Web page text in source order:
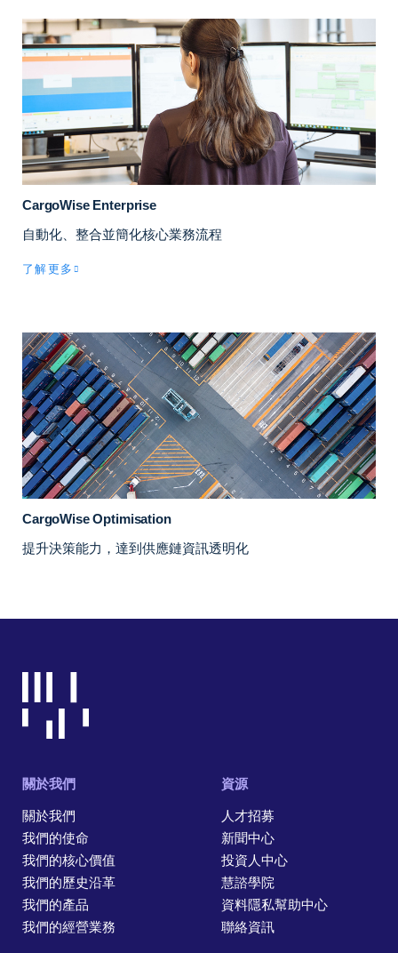
CargoWise Enterprise
自動化、整合並簡化核心業務流程
了解更多
CargoWise Optimisation
提升決策能力，達到供應鏈資訊透明化
關於我們
關於我們
我們的使命
我們的核心價值
我們的歷史沿革
我們的產品
我們的經營業務
資源
人才招募
新聞中心
投資人中心
慧諮學院
資料隱私幫助中心
聯絡資訊